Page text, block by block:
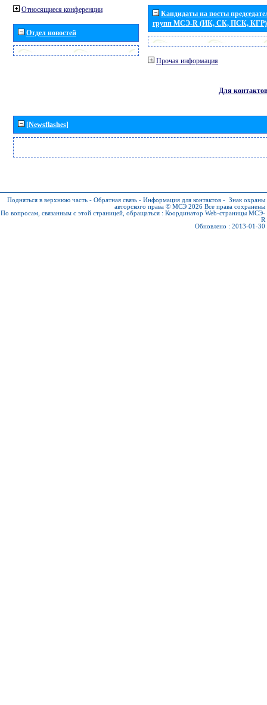
Относящиеся конференции
Отдел новостей
Кандидаты на посты
групп МСЭ-R (ИК, СК, ПСК, КГР)
Прочая информация
Для контактов
[Newsflashes]
Подняться в верхнюю часть - Обратная связь - Информация для контактов - Знак охраны
авторского права © МСЭ 2026 Все права сохранены
По вопросам, связанным с этой страницей, обращаться : Координатор Web-страницы МСЭ-
R
Обновлено : 2013-01-30